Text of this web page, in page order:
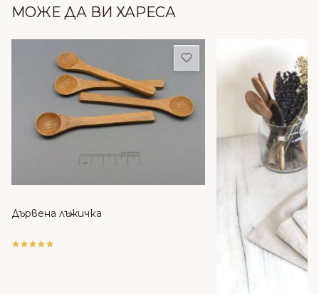
МОЖЕ ДА ВИ ХАРЕСА
Добави в любими
Дървена лъжичка